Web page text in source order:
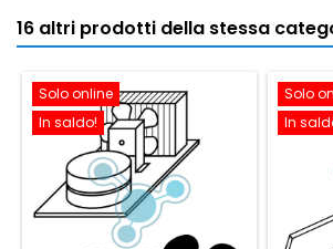
16 altri prodotti della stessa
Solo online
In saldo!
Solo
In